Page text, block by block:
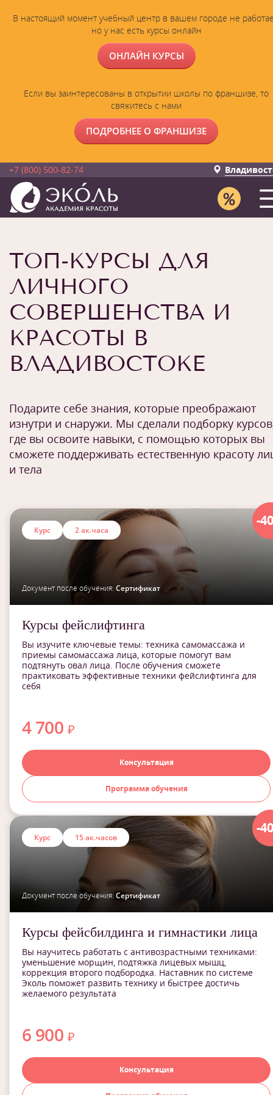
В настоящий момент учебный центр в вашем городе не
но у нас есть курсы онлайн
ОНЛАЙН КУРСЫ
Если вы заинтересованы в открытии школы по франшизе, то
свяжитесь с нами
ПОДРОБНЕЕ О ФРАНШИЗЕ
+7 (800) 500-82-74
ТОП-КУРСЫ ДЛЯ
ЛИЧНОГО
СОВЕРШЕНСТВА И
КРАСОТЫ В
ВЛАДИВОСТОКЕ
Подарите себе знания, которые преображают
изнутри и снаружи. Мы сделали подборку
где вы освоите навыки, с помощью которых вы
сможете поддерживать естественную красоту
и тела
-
Курс 2 ак.часа
Документ после обучения: Сертификат
Курсы фейслифтинга
Вы изучите ключевые темы: техника самомассажа и
приемы самомассажа лица, которые помогут вам
подтянуть овал лица. После обучения сможете
практиковать эффективные техники фейслифтинга для
себя
4 700 ₽
Консультация
Программа обучения
-
Курс 15 ак.часов
Документ после обучения: Сертификат
Курсы фейсбилдинга и гимнастики лица
Вы научитесь работать с антивозрастными техниками:
уменьшение морщин, подтяжка лицевых мышц,
коррекция второго подбородка. Наставник по системе
Эколь поможет развить технику и быстрее достичь
желаемого результата
6 900 ₽
Консультация